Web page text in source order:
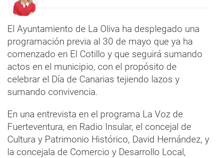
El Ayuntamiento de La Oliva ha desplegado una
programación previa al 30 de mayo que ya ha
comenzado en El Cotillo y que seguirá sumando
actos en el municipio, con el propósito de
celebrar el Día de Canarias tejiendo lazos y
sumando convivencia.
En una entrevista en el programa La Voz de
Fuerteventura, en Radio Insular, el concejal de
Cultura y Patrimonio Histórico, David Hernández, y
la concejala de Comercio y Desarrollo Local,